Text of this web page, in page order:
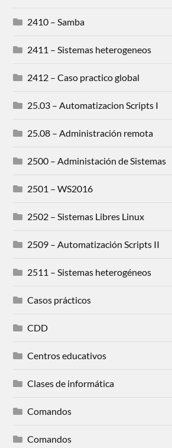
2410 – Samba
2411 – Sistemas heterogeneos
2412 – Caso practico global
25.03 – Automatizacion Scripts I
25.08 – Administración remota
2500 – Administación de Sistemas
2501 – WS2016
2502 – Sistemas Libres Linux
2509 – Automatización Scripts II
2511 – Sistemas heterogéneos
Casos prácticos
CDD
Centros educativos
Clases de informática
Comandos
Comandos